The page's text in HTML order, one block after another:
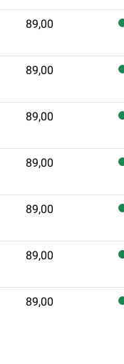
89,00
89,00
89,00
89,00
89,00
89,00
89,00